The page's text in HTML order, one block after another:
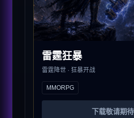
雷霆狂暴
雷霆降世 · 狂暴开战
MMORPG
下载敬请期待